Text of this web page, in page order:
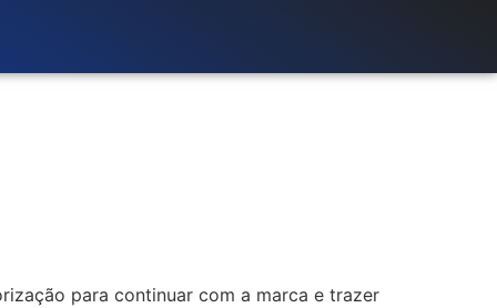
para continuar com a marca e trazer